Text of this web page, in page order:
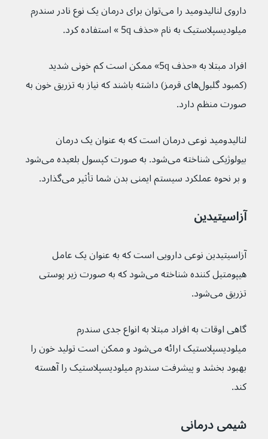
داروی لنالیدومید را می‌توان برای درمان یک نوع نادر سندرم
میلودیسپلاستیک به نام «حذف 5q » استفاده کرد.
افراد مبتلا به «حذف 5q» ممکن است کم خونی شدید
(کمبود گلبول‌های قرمز) داشته باشند که نیاز به تزریق خون به
صورت منظم دارد.
لنالیدومید نوعی درمان است که به عنوان یک درمان
بیولوژیکی شناخته می‌شود. به صورت کپسول بلعیده می‌شود
و بر نحوه عملکرد سیستم ایمنی بدن شما تأثیر می‌گذارد.
آزاسیتیدین
آزاسیتیدین نوعی دارویی است که به عنوان یک عامل
هیپومتیل کننده شناخته می‌شود که به صورت زیر پوستی
تزریق می‌شود.
گاهی اوقات به افراد مبتلا به انواع جدی سندرم
میلودیسپلاستیک ارائه می‌شود و ممکن است تولید خون را
بهبود بخشد و پیشرفت سندرم میلودیسپلاستیک را آهسته
کند.
شیمی درمانی